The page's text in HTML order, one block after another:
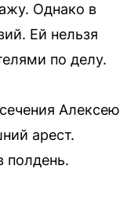
Однако в
Ей нельзя
по делу.
Алексею
арест.
полдень.